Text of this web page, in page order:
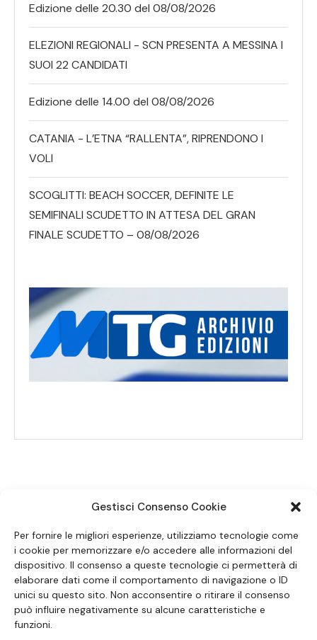
Gestisci Consenso Cookie
Per fornire le migliori esperienze, utilizziamo tecnologie come
i cookie per memorizzare e/o accedere alle informazioni del
dispositivo. Il consenso a queste tecnologie ci permetterà di
elaborare dati come il comportamento di navigazione o ID
unici su questo sito. Non acconsentire o ritirare il consenso
può influire negativamente su alcune caratteristiche e
funzioni.
Edizione delle 20.30 del 08/08/2026
ELEZIONI REGIONALI - SCN PRESENTA A MESSINA I
SUOI 22 CANDIDATI
Edizione delle 14.00 del 08/08/2026
CATANIA - L’ETNA “RALLENTA”, RIPRENDONO I
VOLI
SCOGLITTI: BEACH SOCCER, DEFINITE LE
SEMIFINALI SCUDETTO IN ATTESA DEL GRAN
FINALE SCUDETTO – 08/08/2026
SEGUICI SUI SOCIAL